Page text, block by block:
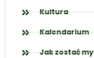
Kultura
Kalendarium
Jak zostać